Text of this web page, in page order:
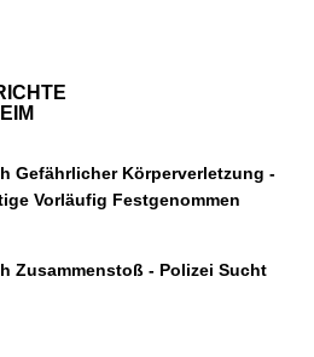
Gefährlicher Körperverletzung -
Vorläufig Festgenommen
Zusammenstoß - Polizei Sucht